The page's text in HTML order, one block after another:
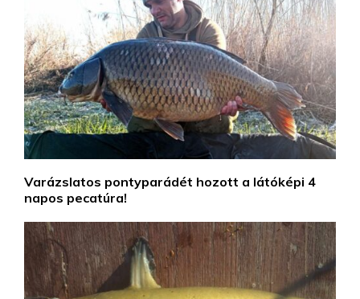
Varázslatos pontyparádét hozott a látóképi 4
napos pecatúra!